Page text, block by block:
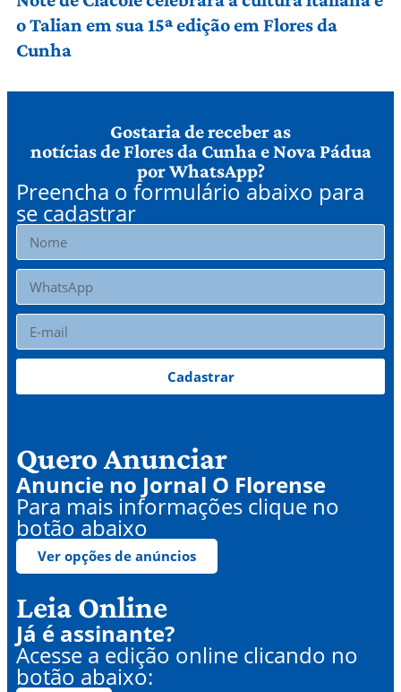
o Talian em sua 15ª edição em Flores da
Cunha
Gostaria de receber as
notícias de Flores da Cunha e Nova Pádua
por WhatsApp?
Preencha o formulário abaixo para
se cadastrar
Cadastrar
Quero Anunciar
Anuncie no Jornal O Florense
Para mais informações clique no
botão abaixo
Ver opções de anúncios
Leia Online
Já é assinante?
Acesse a edição online clicando no
botão abaixo: